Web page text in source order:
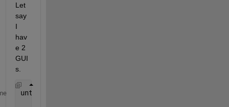
Let
say
I
hav
e 2
GUI
s.
untitled1